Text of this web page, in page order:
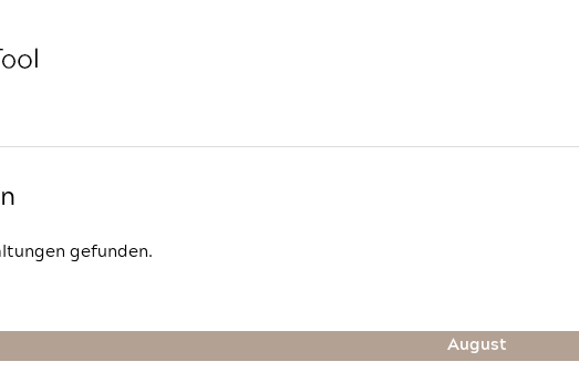
gefunden.
August